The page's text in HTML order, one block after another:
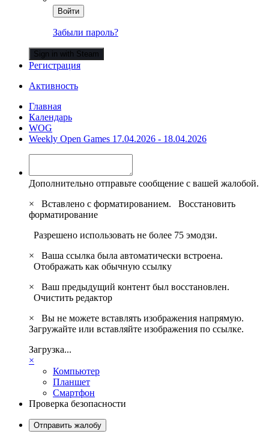
Войти
Забыли пароль?
Sign in with Steam
Регистрация
Активность
Главная
Календарь
WOG
Weekly Open Games 17.04.2026 - 18.04.2026
Дополнительно отправьте сообщение с вашей жалобой.
×
Вставлено с форматированием. Восстановить
форматирование
Разрешено использовать не более 75 эмодзи.
×
Ваша ссылка была автоматически встроена.
Отображать как обычную ссылку
×
Ваш предыдущий контент был восстановлен.
Очистить редактор
×
Вы не можете вставлять изображения напрямую.
Загружайте или вставляйте изображения по ссылке.
Загрузка...
×
Компьютер
Планшет
Смартфон
Проверка безопасности
Отправить жалобу